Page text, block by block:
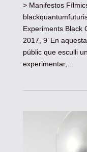
> Manifestos
Experiments Black
2017, 9’ En
públic que esculli
experimentar,...